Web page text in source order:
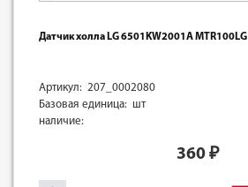
Датчик холла LG 6501KW2001A MTR100LG
Артикул: 207_0002080
Базовая единица: шт
наличие:
360 ₽